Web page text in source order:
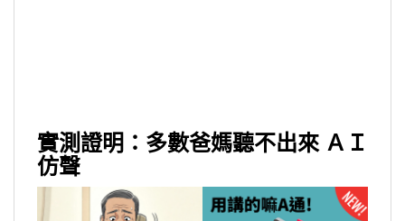
實測證明：多數爸媽聽不出來 ＡＩ
仿聲